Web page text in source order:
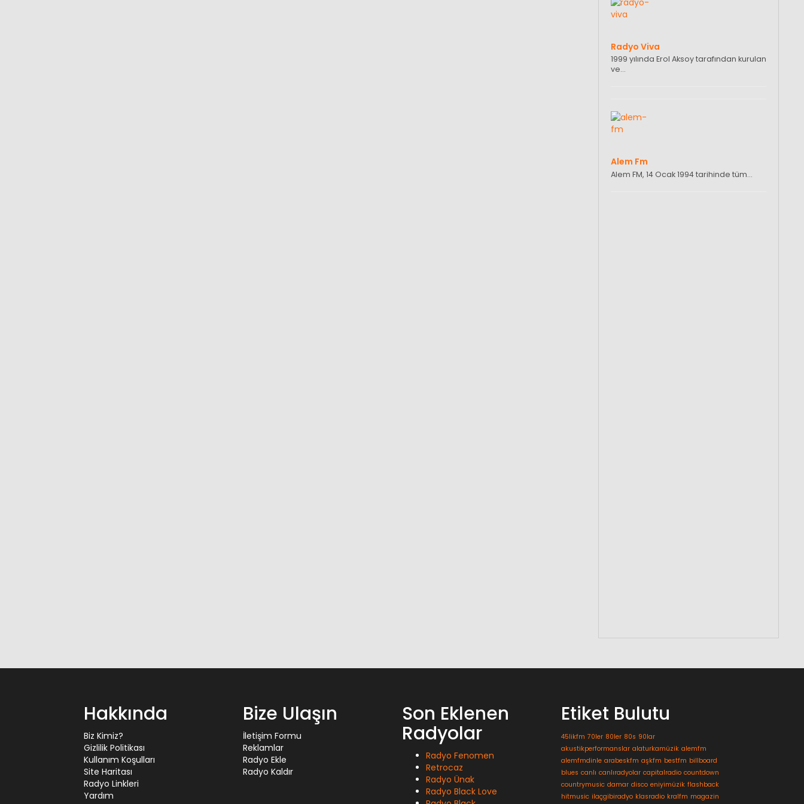
Radyo Viva
1999 yılında Erol Aksoy tarafından kurulan
ve…
Alem Fm
Alem FM, 14 Ocak 1994 tarihinde tüm…
Hakkında
Biz Kimiz?
Gizlilik Politikası
Kullanım Koşulları
Site Haritası
Radyo Linkleri
Yardım
Bize Ulaşın
İletişim Formu
Reklamlar
Radyo Ekle
Radyo Kaldır
Son Eklenen
Radyolar
Radyo Fenomen
Retrocaz
Radyo Ünak
Radyo Black Love
Etiket Bulutu
45likfm 70ler 80ler 80s 90lar
akustikperformanslar alaturkamüzik alemfm
alemfmdinle arabeskfm aşkfm bestfm billboard
blues canlı canlıradyolar capitalradio countdown
countrymusic damar disco eniyimüzik flashback
hitmusic ilaçgibiradyo klasradio kralfm magazin